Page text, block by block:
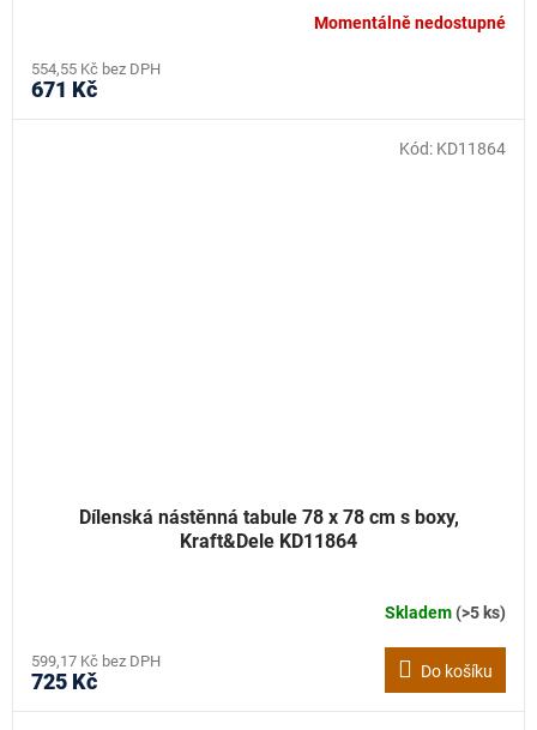
Momentálně nedostupné
554,55 Kč bez DPH
671 Kč
Dílenská nástěnná tabule 78 x 78 cm s boxy,
Kraft&Dele KD11864
Skladem(>5 ks)
599,17 Kč bez DPH
725 Kč Do košíku
Kód: KD11864